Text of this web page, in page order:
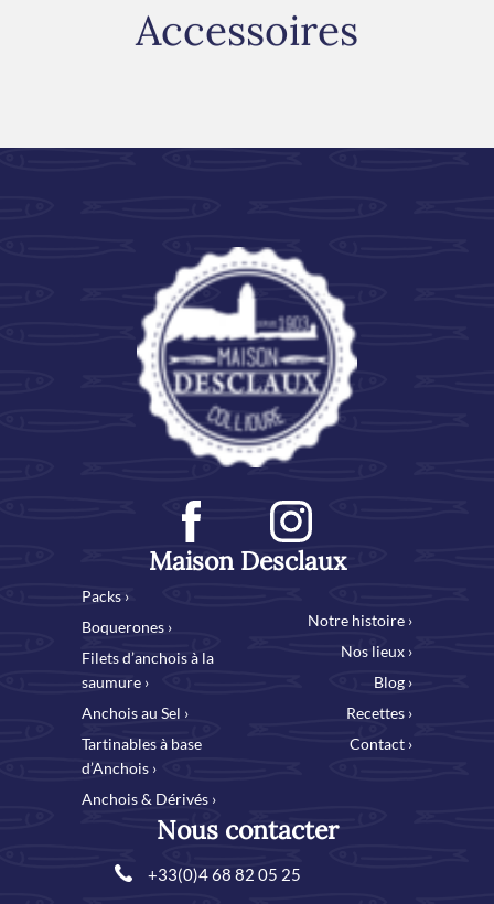
Accessoires
Maison Desclaux
Packs ›
Boquerones ›
Filets d’anchois à la
saumure ›
Anchois au Sel ›
Tartinables à base
d’Anchois ›
Anchois & Dérivés ›
Notre histoire ›
Nos lieux ›
Blog ›
Recettes ›
Contact ›
Nous contacter
+33(0)4 68 82 05 25